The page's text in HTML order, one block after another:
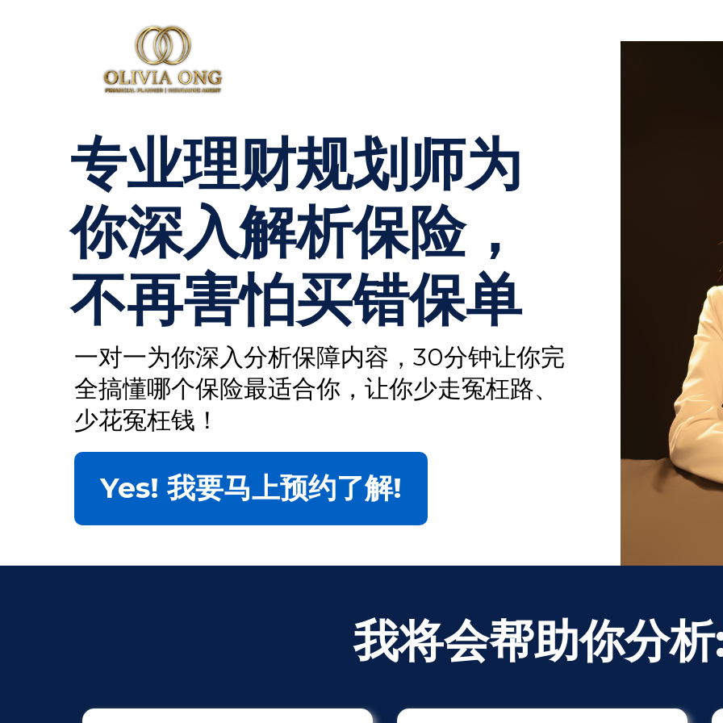
专业理财规划师为
你深入解析保险，
不再害怕买错保单
一对一为你深入分析保障内容，30分钟让你完
全搞懂哪个保险最适合你，让你少走冤枉路、
少花冤枉钱！
Yes! 我要马上预约了解!
我将会帮助你分